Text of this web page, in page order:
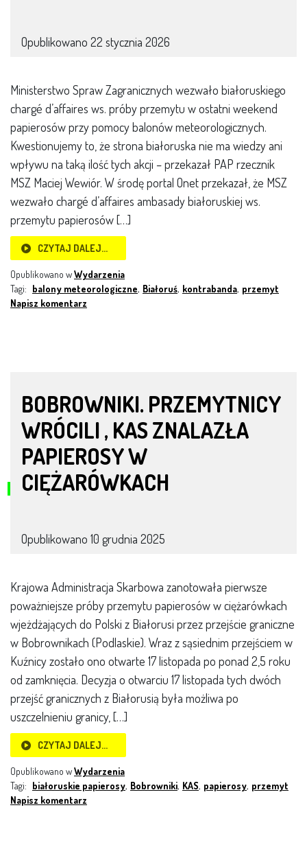
Opublikowano 22 stycznia 2026
Ministerstwo Spraw Zagranicznych wezwało białoruskiego
chargé d’affaires ws. próby przemytu w ostatni weekend
papierosów przy pomocy balonów meteorologicznych.
Kwestionujemy to, że strona białoruska nie ma wiedzy ani
wpływu na taką ilość tych akcji – przekazał PAP rzecznik
MSZ Maciej Wewiór. W środę portal Onet przekazał, że MSZ
wezwało chargé d’affaires ambasady białoruskiej ws.
przemytu papierosów […]
CZYTAJ DALEJ…
Opublikowano wWydarzenia
Tagi: balony meteorologiczne, Białoruś, kontrabanda, przemyt
Napisz komentarz
BOBROWNIKI. PRZEMYTNICY
WRÓCILI , KAS ZNALAZŁA
PAPIEROSY W
CIĘŻARÓWKACH
Opublikowano 10 grudnia 2025
Krajowa Administracja Skarbowa zanotowała pierwsze
poważniejsze próby przemytu papierosów w ciężarówkach
wjeżdżających do Polski z Białorusi przez przejście graniczne
w Bobrownikach (Podlaskie). Wraz z sąsiednim przejściem w
Kuźnicy zostało ono otwarte 17 listopada po ponad 2,5 roku
od zamknięcia. Decyzja o otwarciu 17 listopada tych dwóch
przejść granicznych z Białorusią była możliwa po
uszczelnieniu granicy, […]
CZYTAJ DALEJ…
Opublikowano wWydarzenia
Tagi: białoruskie papierosy, Bobrowniki, KAS, papierosy, przemyt
Napisz komentarz